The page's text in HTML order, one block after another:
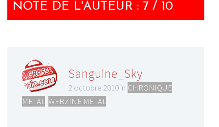
NOTE DE L'AUTEUR : 7 / 10
Sanguine_Sky
2 octobre 2010 in CHRONIQUE
METAL WEBZINE METAL